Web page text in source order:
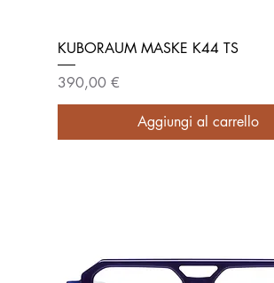
KUBORAUM MASKE K44 TS
Prezzo
390,00 €
Aggiungi al carrello